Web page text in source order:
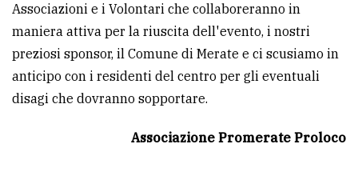
Associazioni e i Volontari che collaboreranno in
maniera attiva per la riuscita dell'evento, i nostri
preziosi sponsor, il Comune di Merate e ci scusiamo in
anticipo con i residenti del centro per gli eventuali
disagi che dovranno sopportare.
Associazione Promerate Proloco